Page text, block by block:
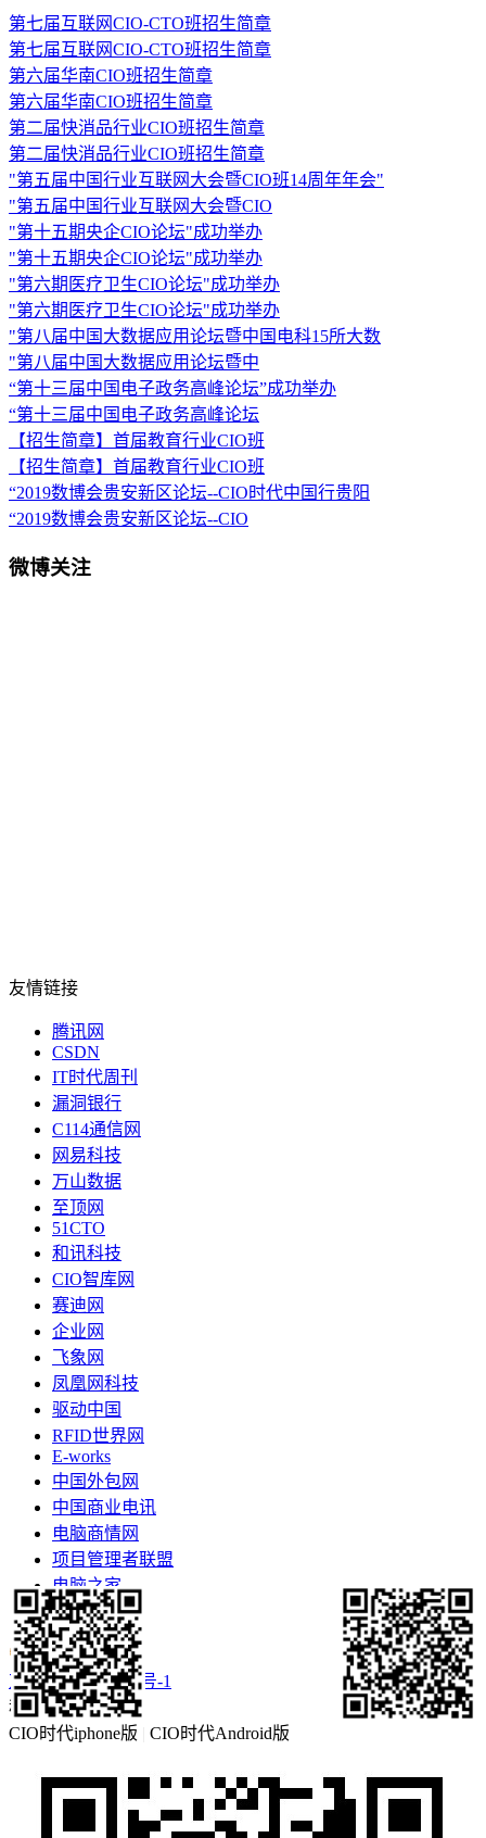
第七届互联网CIO-CTO班招生简章
第七届互联网CIO-CTO班招生简章
第六届华南CIO班招生简章
第六届华南CIO班招生简章
第二届快消品行业CIO班招生简章
第二届快消品行业CIO班招生简章
"第五届中国行业互联网大会暨CIO班14周年年会"
"第五届中国行业互联网大会暨CIO
"第十五期央企CIO论坛"成功举办
"第十五期央企CIO论坛"成功举办
"第六期医疗卫生CIO论坛"成功举办
"第六期医疗卫生CIO论坛"成功举办
"第八届中国大数据应用论坛暨中国电科15所大数
"第八届中国大数据应用论坛暨中
“第十三届中国电子政务高峰论坛”成功举办
“第十三届中国电子政务高峰论坛
【招生简章】首届教育行业CIO班
【招生简章】首届教育行业CIO班
“2019数博会贵安新区论坛--CIO时代中国行贵阳
“2019数博会贵安新区论坛--CIO
微博关注
友情链接
腾讯网
CSDN
IT时代周刊
漏洞银行
C114通信网
网易科技
万山数据
至顶网
51CTO
和讯科技
CIO智库网
赛迪网
企业网
飞象网
凤凰网科技
驱动中国
RFID世界网
E-works
中国外包网
中国商业电讯
电脑商情网
项目管理者联盟
电脑之家
更多>>
京ICP备16057460号-1
移动客户端
CIO时代iphone版
CIO时代Android版